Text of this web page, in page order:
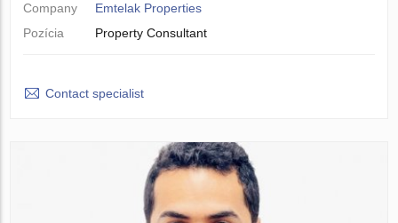
Company
Emtelak Properties
Pozícia
Property Consultant
Contact specialist